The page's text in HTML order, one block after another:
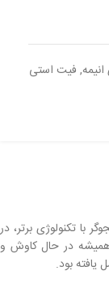
, فیت استی
با تکنولوژی برتر، در
در حال کاوش و
یافته بود.